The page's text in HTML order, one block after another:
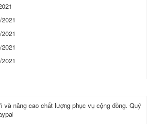
và nâng cao chất lượng phục vụ cộng đồng. Quý